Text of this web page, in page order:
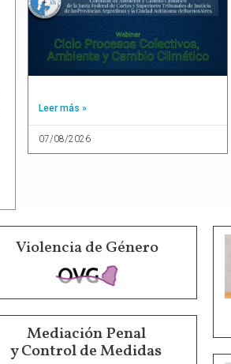
Leer más »
07/08/2026
Violencia de Género
Mediación Penal
y Control de Medidas